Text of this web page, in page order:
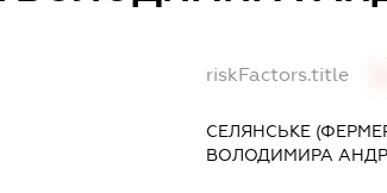
riskFactors.title
СЕЛЯНСЬКЕ
ВОЛОДИМИРА